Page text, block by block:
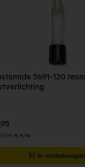
5691-120
€ 5,74
In winkelwagen